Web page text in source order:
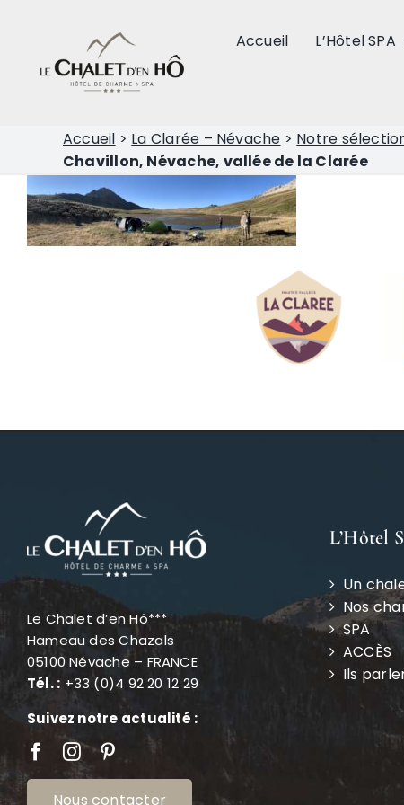
Accueil L’Hôtel SPA
Accueil > La Clarée – Névache > Notre
Chavillon, Névache, vallée de la Clarée
Le Chalet d’en Hô***
Hameau des Chazals
05100 Névache – FRANCE
Tél. : +33 (0)4 92 20 12 29
Suivez notre actualité :
Nous contacter
L’Hôtel
Un
Nos
SPA
ACCÈS
Ils